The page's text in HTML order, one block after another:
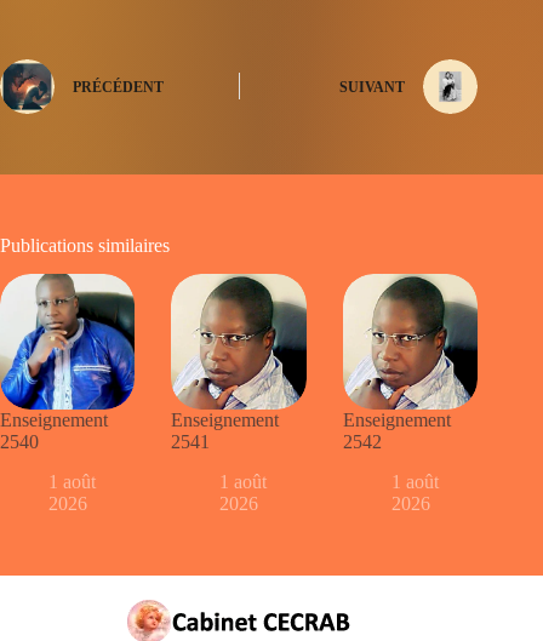
PRÉCÉDENT SUIVANT
Publications similaires
Enseignement
2540
1 août
2026
Enseignement
2541
1 août
2026
Enseignement
2542
1 août
2026